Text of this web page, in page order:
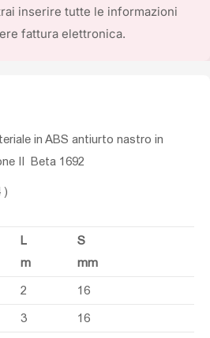
inserire tutte le informazioni
fattura elettronica.
in ABS antiurto nastro in
II Beta 1692
)
L
m
S
mm
2 16
3 16